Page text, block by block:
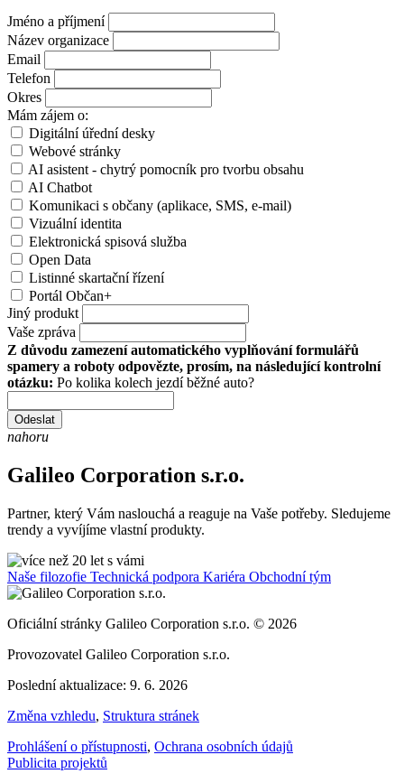
Jméno a příjmení
Název organizace
Email
Telefon
Okres
Mám zájem o:
Digitální úřední desky
Webové stránky
AI asistent - chytrý pomocník pro tvorbu obsahu
AI Chatbot
Komunikaci s občany (aplikace, SMS, e-mail)
Vizuální identita
Elektronická spisová služba
Open Data
Listinné skartační řízení
Portál Občan+
Jiný produkt
Vaše zpráva
Z důvodu zamezení automatického vyplňování formulářů
spamery a roboty odpovězte, prosím, na následující kontrolní
otázku: Po kolika kolech jezdí běžné auto?
Odeslat
nahoru
Galileo Corporation s.r.o.
Partner, který Vám naslouchá a reaguje na Vaše potřeby. Sledujeme
trendy a vyvíjíme vlastní produkty.
Naše filozofie Technická podpora Kariéra Obchodní tým
Oficiální stránky Galileo Corporation s.r.o. © 2026
Provozovatel Galileo Corporation s.r.o.
Poslední aktualizace: 9. 6. 2026
Změna vzhledu, Struktura stránek
Prohlášení o přístupnosti, Ochrana osobních údajů
Publicita projektů